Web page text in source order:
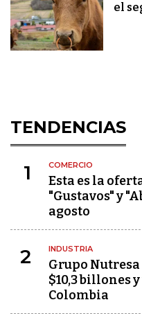
el
TENDENCIAS
1 COMERCIO
Esta es la
"Gustavos" y
agosto
2 INDUSTRIA
Grupo
$10,3 billones
Colombia